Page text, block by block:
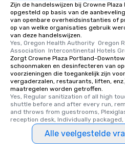
Zijn de handelswijzen bij Crowne
opgesteld op basis van de
van openbare overheidsinstanties of
op van welke organisaties gebruik
van deze handelswijzen.
Yes, Oregon Health Authority  Oregon
Association  Intercontinental Hotels
Zorgt Crowne Plaza Portland-
schoonmaken en desinfecteren van
voorzieningen die toegankelijk zijn
vergaderzalen, restaurants, liften,
maatregelen worden getroffen.
Yes, Regular sanitization of all high
shuttle before and after every run,
and throws from guestrooms,
reception desk, Individually
Alle veelgestelde